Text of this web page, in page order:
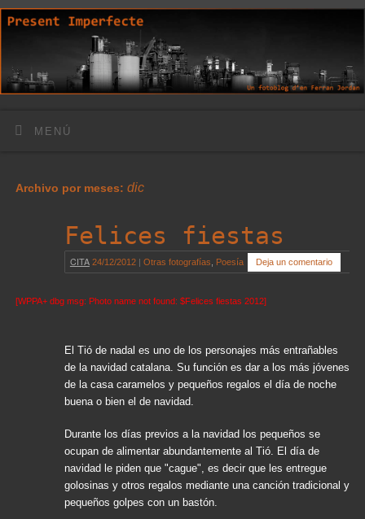
MENÚ
Archivo por meses: dic
Felices fiestas
CITA 24/12/2012 | Otras fotografías Poesía Deja un comentario
[WPPA+ dbg msg: Photo name not found: $Felices fiestas 2012]
El Tió de nadal es uno de los personajes más entrañables
de la navidad catalana. Su función es dar a los más jóvenes
de la casa caramelos y pequeños regalos el día de noche
buena o bien el de navidad.
Durante los días previos a la navidad los pequeños se
ocupan de alimentar abundantemente al Tió. El día de
navidad le piden que "cague", es decir que les entregue
golosinas y otros regalos mediante una canción tradicional y
pequeños golpes con un bastón.